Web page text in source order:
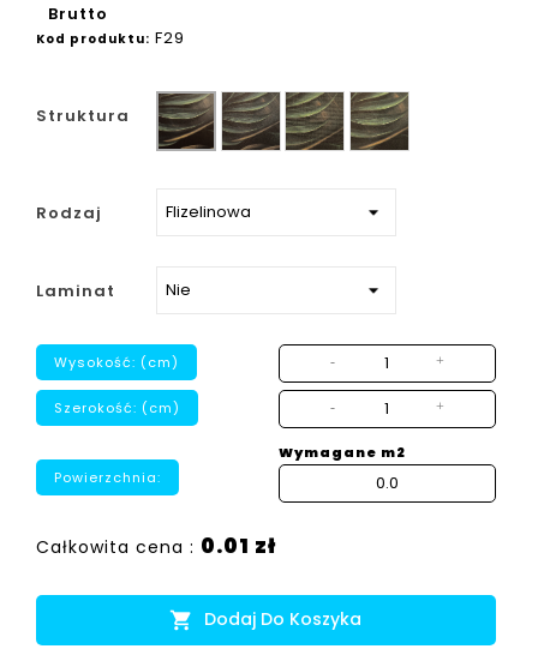
Brutto
Kod produktu: F29
Struktura
Gładka Ziarno Płótno Beton
strukturalny
Rodzaj
Laminat
Wysokość: (cm) - +
Szerokość: (cm) - +
Powierzchnia:
Wymagane m2
Całkowita cena : 0.01 zł
 Dodaj Do Koszyka